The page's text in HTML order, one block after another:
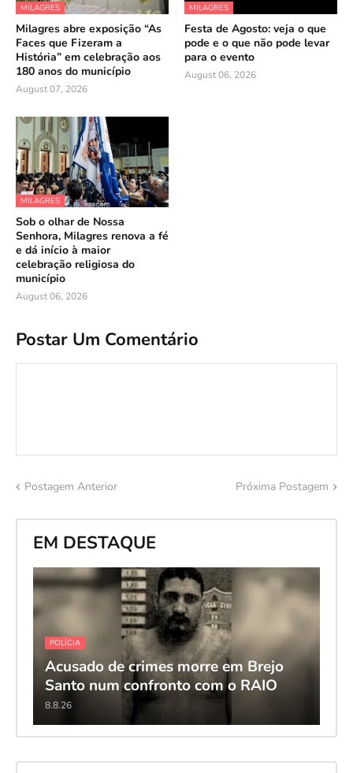
MILAGRES
Milagres abre exposição “As
Faces que Fizeram a
História” em celebração aos
180 anos do município
August 07, 2026
MILAGRES
Festa de Agosto: veja o que
pode e o que não pode levar
para o evento
August 06, 2026
MILAGRES
Sob o olhar de Nossa
Senhora, Milagres renova a fé
e dá início à maior
celebração religiosa do
município
August 06, 2026
Postar Um Comentário
Postagem Anterior Próxima Postagem
EM DESTAQUE
POLÍCIA
Acusado de crimes morre em Brejo
Santo num confronto com o RAIO
8.8.26